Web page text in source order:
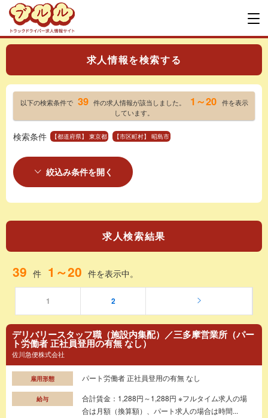
求人情報を検索する
以下の検索条件で 39 件の求人情報が該当しました。 1～20 件を表示
しています。
検索条件 【都道府県】 東京都 【市区町村】 昭島市
絞込み条件を開く
求人検索結果
39 件 1～20 件を表示中。
1 2
デリバリースタッフ職（施設内集配）／三多摩営業所（パー
ト労働者 正社員登用の有無 なし）
佐川急便株式会社
雇用形態 パート労働者 正社員登用の有無 なし
給与
合計賃金：1,288円～1,288円 ※フルタイム求人の場
合は月額（換算額）、パート求人の場合は時間...